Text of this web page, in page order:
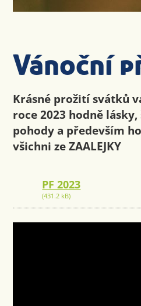
Vánoční
Krásné prožití svátků
roce 2023 hodně
pohody a především
všichni ze ZAALEJKY
PF 2023
(431.2 kB)